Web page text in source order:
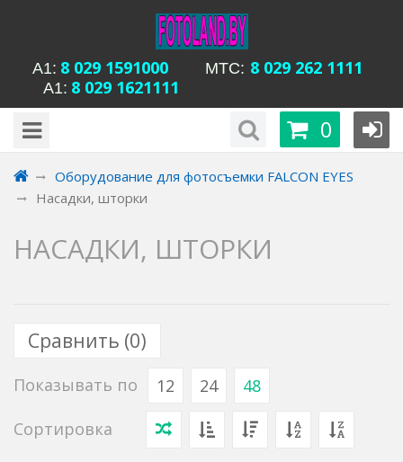
А1: 8 029 1591000 MTC: 8 029 262 1111
А1: 8 029 1621111
Время работы магазина Уманская 54:будни с 15-00 до
20-00, сб с 13-00 до 18-00, вс вых
0
Оборудование для фотосъемки FALCON EYES
Насадки, шторки
НАСАДКИ, ШТОРКИ
Сравнить (0)
Показывать по 12 24 48
Сортировка